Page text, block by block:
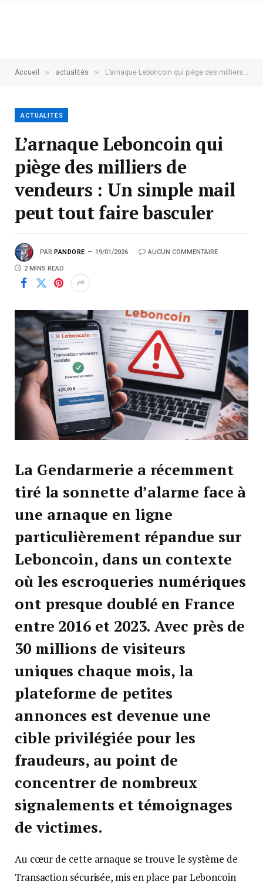
Accueil » actualités » L’arnaque Leboncoin qui piège des milliers de vendeurs : Un simple mail peut tout faire basculer
ACTUALITÉS
L’arnaque Leboncoin qui
piège des milliers de
vendeurs : Un simple mail
peut tout faire basculer
PAR PANDORE 19/01/2026 AUCUN COMMENTAIRE
2 MINS READ
La Gendarmerie a récemment
tiré la sonnette d’alarme face à
une arnaque en ligne
particulièrement répandue sur
Leboncoin, dans un contexte
où les escroqueries numériques
ont presque doublé en France
entre 2016 et 2023. Avec près de
30 millions de visiteurs
uniques chaque mois, la
plateforme de petites
annonces est devenue une
cible privilégiée pour les
fraudeurs, au point de
concentrer de nombreux
signalements et témoignages
de victimes.
Au cœur de cette arnaque se trouve le système de
Transaction sécurisée, mis en place par Leboncoin